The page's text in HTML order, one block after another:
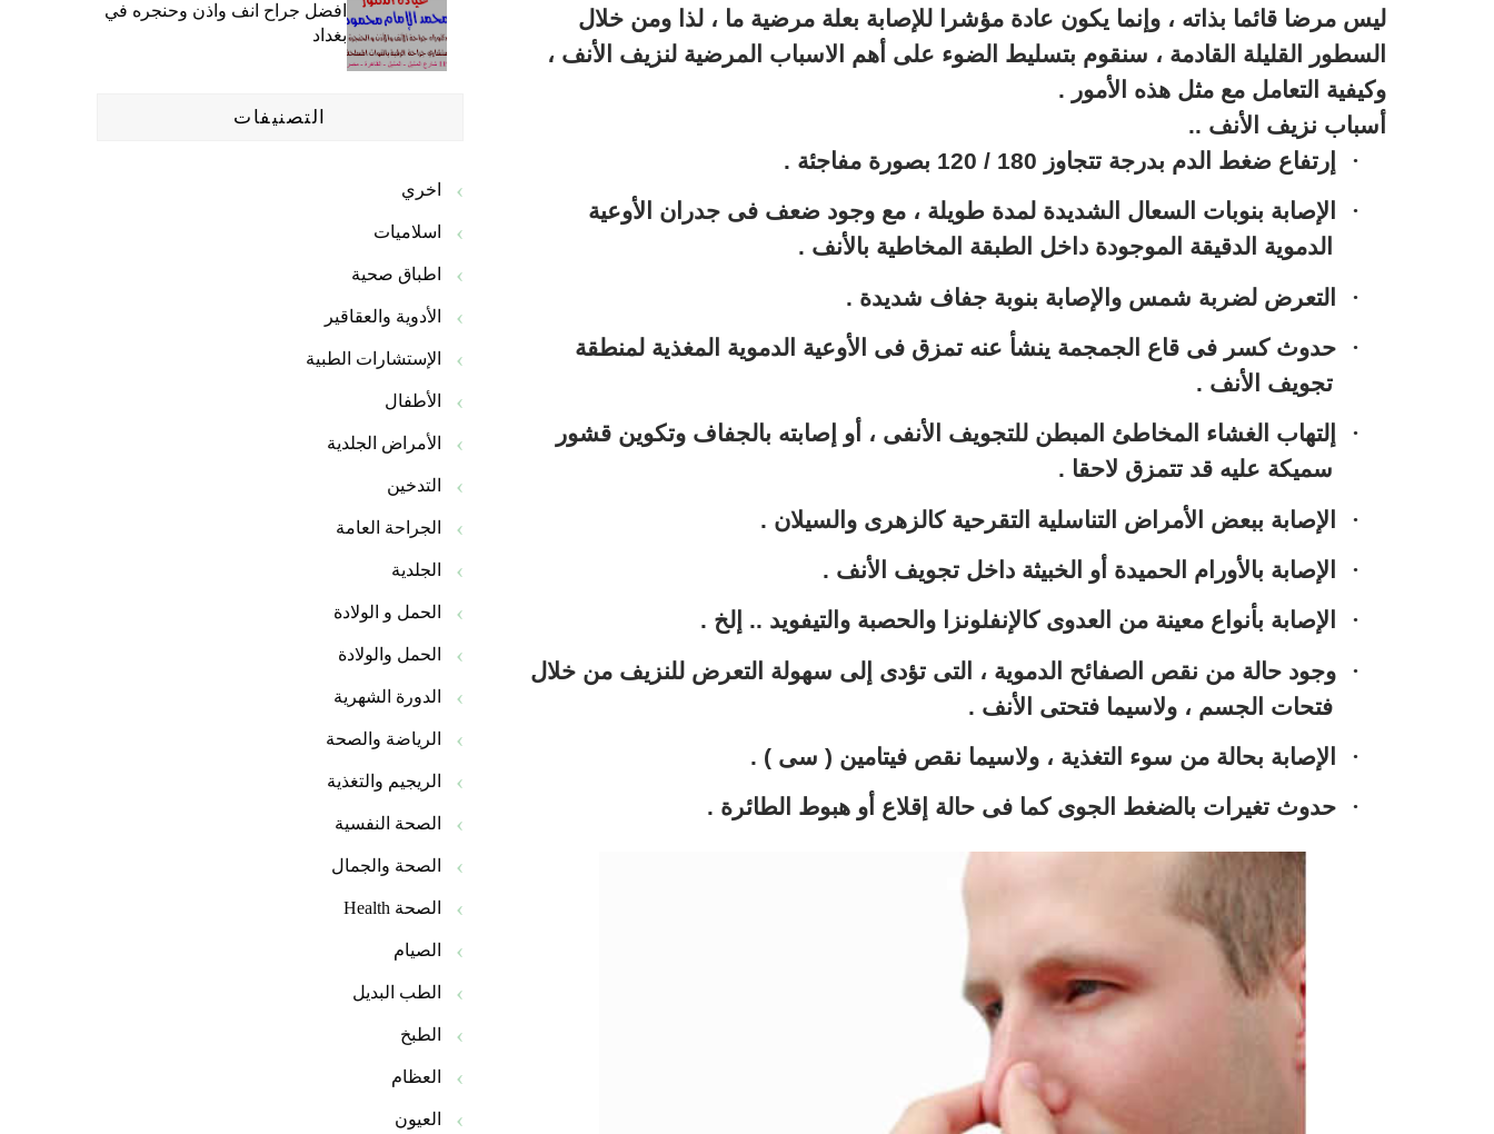
ليس مرضا قائما بذاته ، وإنما يكون عادة مؤشرا للإصابة بعلة مرضية ما ، لذا ومن خلال
السطور القليلة القادمة ، سنقوم بتسليط الضوء على أهم الاسباب المرضية لنزيف الأنف ،
وكيفية التعامل مع مثل هذه الأمور .
أسباب نزيف الأنف ..
·
إرتفاع ضغط الدم بدرجة تتجاوز 180 / 120 بصورة مفاجئة .
·
الإصابة بنوبات السعال الشديدة لمدة طويلة ، مع وجود ضعف فى جدران الأوعية
الدموية الدقيقة الموجودة داخل الطبقة المخاطية بالأنف .
·
التعرض لضربة شمس والإصابة بنوبة جفاف شديدة .
·
حدوث كسر فى قاع الجمجمة ينشأ عنه تمزق فى الأوعية الدموية المغذية لمنطقة
تجويف الأنف .
·
إلتهاب الغشاء المخاطئ المبطن للتجويف الأنفى ، أو إصابته بالجفاف وتكوين قشور
سميكة عليه قد تتمزق لاحقا .
·
الإصابة ببعض الأمراض التناسلية التقرحية كالزهرى والسيلان .
·
الإصابة بالأورام الحميدة أو الخبيثة داخل تجويف الأنف .
·
الإصابة بأنواع معينة من العدوى كالإنفلونزا والحصبة والتيفويد .. إلخ .
·
وجود حالة من نقص الصفائح الدموية ، التى تؤدى إلى سهولة التعرض للنزيف من خلال
فتحات الجسم ، ولاسيما فتحتى الأنف .
·
الإصابة بحالة من سوء التغذية ، ولاسيما نقص فيتامين ( سى ) .
·
حدوث تغيرات بالضغط الجوى كما فى حالة إقلاع أو هبوط الطائرة .
افضل جراح انف واذن وحنجره في
بغداد
التصنيفات
اخري
اسلاميات
اطباق صحية
الأدوية والعقاقير
الإستشارات الطبية
الأطفال
الأمراض الجلدية
التدخين
الجراحة العامة
الجلدية
الحمل و الولادة
الحمل والولادة
الدورة الشهرية
الرياضة والصحة
الريجيم والتغذية
الصحة النفسية
الصحة والجمال
الصحة Health
الصيام
الطب البديل
الطبخ
العظام
العيون